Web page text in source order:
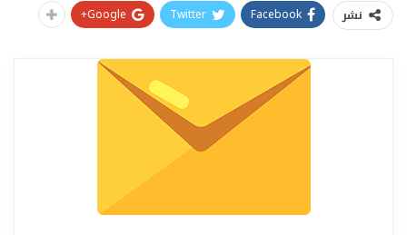
نشر Facebook
Twitter
Google+